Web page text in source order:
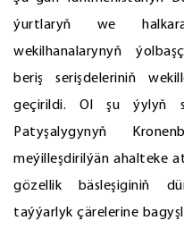
ýurtlaryň we
wekilhanalarynyň
beriş serişdeleriniň
geçirildi. Ol şu ýylyň
Patyşalygynyň
meýilleşdirilýän ahalteke
gözellik bäsleşiginiň
taýýarlyk çärelerine